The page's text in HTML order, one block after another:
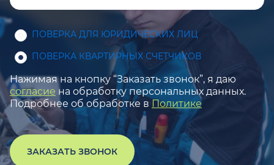
ПОВЕРКА ДЛЯ ЮРИДИЧЕСКИХ ЛИЦ
ПОВЕРКА КВАРТИРНЫХ СЧЕТЧИКОВ
Нажимая на кнопку “Заказать звонок”, я даю
согласие на обработку персональных данных.
Подробнее об обработке в Политике
ЗАКАЗАТЬ ЗВОНОК